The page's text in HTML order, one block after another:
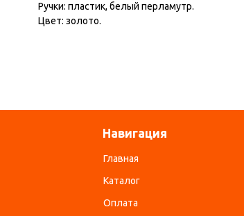
Ручки: пластик, белый перламутр.
Цвет: золото.
Навигация
Главная
Каталог
Оплата